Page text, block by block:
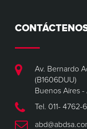
Av. Bernardo
(B1606DUU)
Buenos Aires -
Tel. 011- 4762-